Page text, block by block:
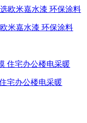
米嘉水漆 环保涂料
宅办公楼电采暖